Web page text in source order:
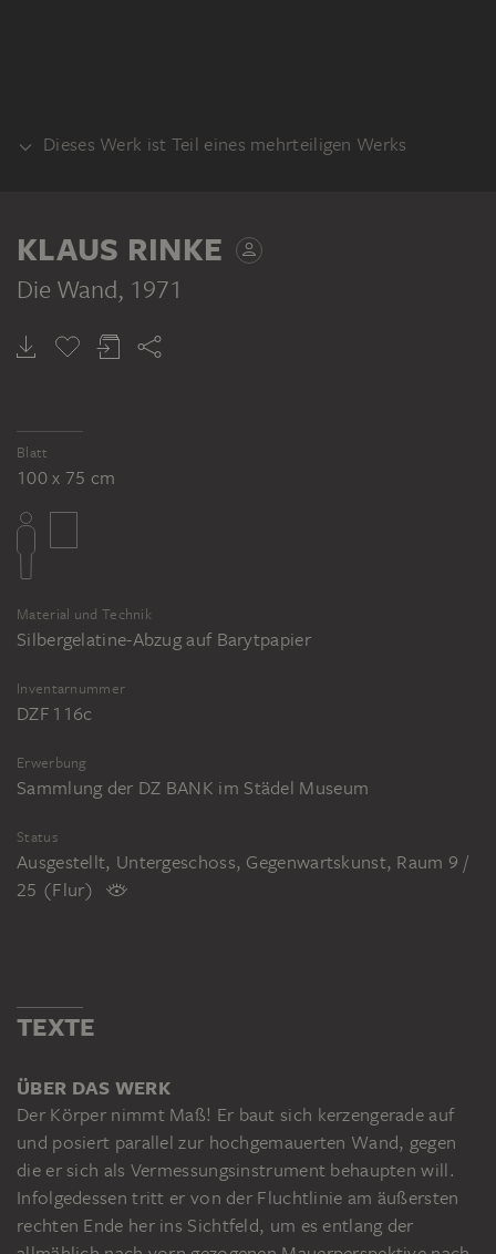
Dieses Werk ist Teil eines mehrteiligen Werks
RINKE
Wand
KLAUS RINKE
Die Wand, 1971
Blatt
100 x 75 cm
Material und Technik
Silbergelatine-Abzug auf Barytpapier
Inventarnummer
DZF 116c
Erwerbung
Sammlung der DZ BANK im Städel Museum
Status
Ausgestellt, Untergeschoss, Gegenwartskunst, Raum 9 /
25 (Flur)
TEXTE
ÜBER DAS WERK
Der Körper nimmt Maß! Er baut sich kerzengerade auf
und posiert parallel zur hochgemauerten Wand, gegen
die er sich als Vermessungsinstrument behaupten will.
Infolgedessen tritt er von der Fluchtlinie am äußersten
rechten Ende her ins Sichtfeld, um es entlang der